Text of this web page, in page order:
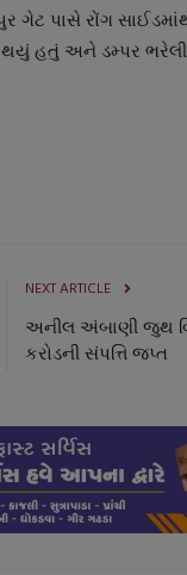
ગેટ પાસે રોંગ
હતું અને ડમ્પર
NEXT ARTICLE
અનીલ અંબાણી જુથ
કરોડની સંપત્તિ જપ્ત